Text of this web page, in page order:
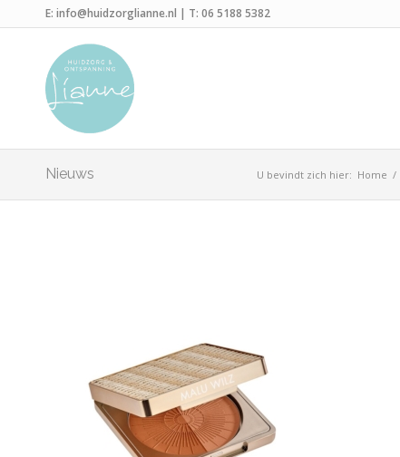
E: info@huidzorglianne.nl | T: 06 5188 5382
Nieuws U bevindt zich hier: Home /